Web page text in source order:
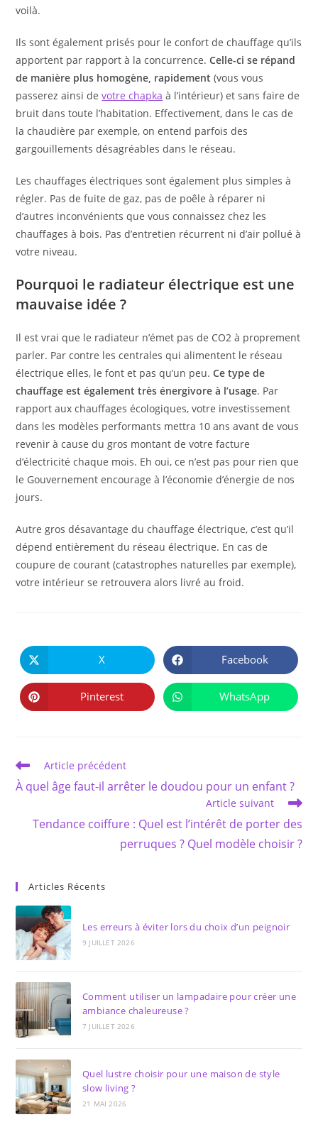
voilà.
Ils sont également prisés pour le confort de chauffage qu’ils
apportent par rapport à la concurrence.Celle-ci se répand
de manière plus homogène, rapidement (vous vous
passerez ainsi devotre chapka à l’intérieur) et sans faire de
bruit dans toute l’habitation. Effectivement, dans le cas de
la chaudière par exemple, on entend parfois des
gargouillements désagréables dans le réseau.
Les chauffages électriques sont également plus simples à
régler. Pas de fuite de gaz, pas de poêle à réparer ni
d’autres inconvénients que vous connaissez chez les
chauffages à bois. Pas d’entretien récurrent ni d’air pollué à
votre niveau.
Pourquoi le radiateur électrique est une
mauvaise idée ?
Il est vrai que le radiateur n’émet pas de CO2 à proprement
parler. Par contre les centrales qui alimentent le réseau
électrique elles, le font et pas qu’un peu.Ce type de
chauffage est également très énergivore à l’usage. Par
rapport aux chauffages écologiques, votre investissement
dans les modèles performants mettra 10 ans avant de vous
revenir à cause du gros montant de votre facture
d’électricité chaque mois. Eh oui, ce n’est pas pour rien que
le Gouvernement encourage à l’économie d’énergie de nos
jours.
Autre gros désavantage du chauffage électrique, c’est qu’il
dépend entièrement du réseau électrique. En cas de
coupure de courant (catastrophes naturelles par exemple),
votre intérieur se retrouvera alors livré au froid.
CE
CONTENU
Ouvrir
dans
une
autre
fenêtre
X Ouvrir
dans
une
autre
fenêtre
Facebook
Ouvrir
dans
Pinterest Ouvrir
dans
WhatsApp
Read
more
articles
Article précédent
À quel âge faut-il arrêter le doudou pour un enfant ?
Article suivant
Tendance coiffure : Quel est l’intérêt de porter des
perruques ? Quel modèle choisir ?
Articles Récents
Les erreurs à éviter lors du choix d’un peignoir
9 JUILLET 2026
Comment utiliser un lampadaire pour créer une
ambiance chaleureuse ?
7 JUILLET 2026
Quel lustre choisir pour une maison de style
slow living ?
21 MAI 2026